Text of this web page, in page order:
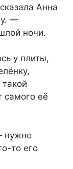
Анна
—
ночи.
у плиты,
самого её
нужно
то его